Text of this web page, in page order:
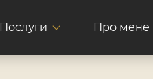
Послуги Про мене